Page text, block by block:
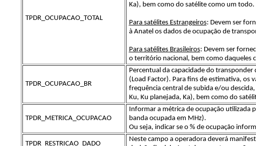
TPDR_OCUPACAO_TOTAL
Ka), bem como do satélite como um todo.
Para satélites Estrangeiros: Devem ser
à Anatel os dados de ocupação de
Para satélites Brasileiros: Devem ser
o território nacional, bem como daqueles
TPDR_OCUPACAO_BR
Percentual da capacidade do
(Load Factor). Para fins de estimativa, os
frequência central de subida e/ou
Ku, Ku planejada, Ka), bem como do
TPDR_METRICA_OCUPACAO
Informar a métrica de ocupação utilizada
banda ocupada em MHz).
Ou seja, indicar se o % de ocupação
TPDR_RESTRICAO_DADO
Neste campo a operadora deverá